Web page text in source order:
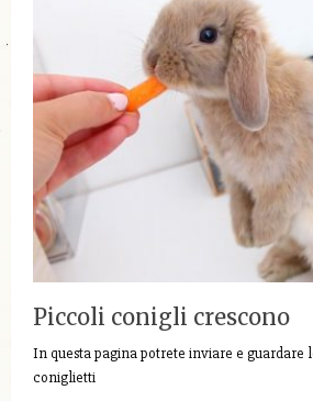
Piccoli conigli crescono
In questa pagina potrete inviare e guardare
coniglietti